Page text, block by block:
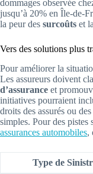
dommages observée
jusqu’à 20% en Île-de-
la peur des surcoûts et
Vers des solutions plus
Pour améliorer la
Les assureurs doivent
d’assurance et
initiatives pourraient
droits des assurés ou
simples. Pour des pistes
assurances automobiles,
Type de